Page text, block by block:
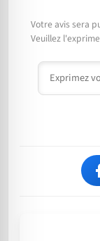
Votre avis sera
Veuillez
Commentaire